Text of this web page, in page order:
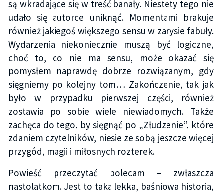
są wkradające się w treść banały. Niestety tego nie
udało się autorce uniknąć. Momentami brakuje
również jakiegoś większego sensu w zarysie fabuły.
Wydarzenia niekoniecznie muszą być logiczne,
choć to, co nie ma sensu, może okazać się
pomysłem naprawdę dobrze rozwiązanym, gdy
sięgniemy po kolejny tom… Zakończenie, tak jak
było w przypadku pierwszej części, również
zostawia po sobie wiele niewiadomych. Także
zachęca do tego, by sięgnąć po „Złudzenie”, które
zdaniem czytelników, niesie ze sobą jeszcze więcej
przygód, magii i miłosnych rozterek.
Powieść przeczytać polecam – zwłaszcza
nastolatkom. Jest to taka lekka, baśniowa historia,